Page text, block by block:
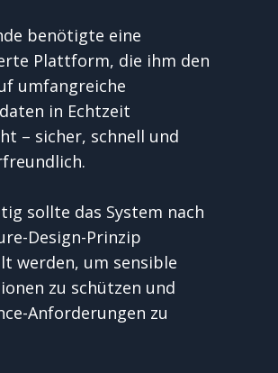
benötigte eine
Plattform, die ihm den
umfangreiche
in Echtzeit
– sicher, schnell und
sollte das System nach
Design-Prinzip
werden, um sensible
zu schützen und
Anforderungen zu